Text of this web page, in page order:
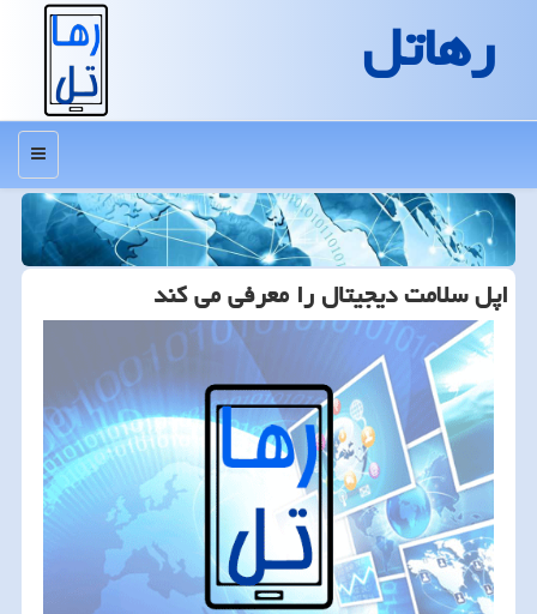
رهاتل
منو
اپل سلامت دیجیتال را معرفی می كند